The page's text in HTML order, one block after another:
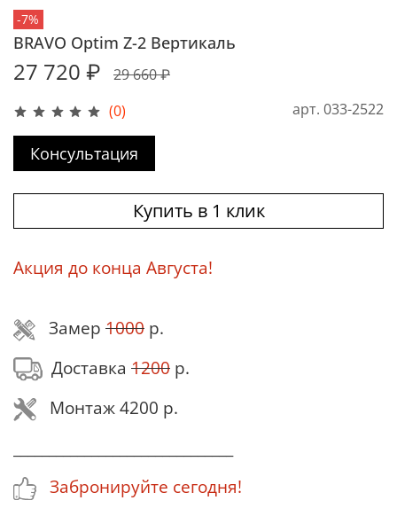
-7%
(0) арт. 033-2522
BRAVO Optim Z-2 Вертикаль
27 720 ₽ 29 660 ₽
Консультация
Купить в 1 клик
Акция до конца Августа!
Замер 1000 р.
Доставка 1200 р.
Монтаж 4200 р.
Забронируйте сегодня!